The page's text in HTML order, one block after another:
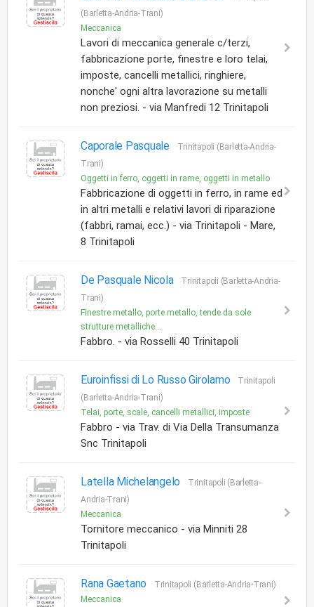
(Barletta-Andria-Trani)
Meccanica
Lavori di meccanica generale c/terzi,
fabbricazione porte, finestre e loro telai,
imposte, cancelli metallici, ringhiere,
nonche' ogni altra lavorazione su metalli
non preziosi. - via Manfredi 12 Trinitapoli
Caporale Pasquale
Trinitapoli (Barletta-Andria-
Trani)
Oggetti in ferro, oggetti in rame, oggetti in metallo
Fabbricazione di oggetti in ferro, in rame ed
in altri metalli e relativi lavori di riparazione
(fabbri, ramai, ecc.) - via Trinitapoli - Mare,
8 Trinitapoli
De Pasquale Nicola
Trinitapoli (Barletta-Andria-
Trani)
Finestre metallo, porte metallo, tende da sole
strutture metalliche...
Fabbro. - via Rosselli 40 Trinitapoli
Euroinfissi di Lo Russo Girolamo
Trinitapoli
(Barletta-Andria-Trani)
Telai, porte, scale, cancelli metallici, imposte
Fabbro - via Trav. di Via Della Transumanza
Snc Trinitapoli
Latella Michelangelo
Trinitapoli (Barletta-
Andria-Trani)
Meccanica
Tornitore meccanico - via Minniti 28
Trinitapoli
Rana Gaetano
Trinitapoli (Barletta-Andria-Trani)
Meccanica